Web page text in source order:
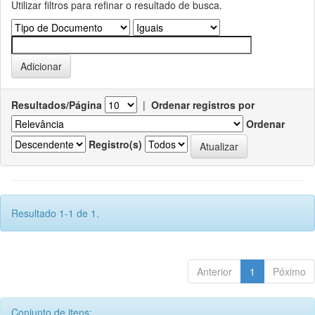
Utilizar filtros para refinar o resultado de busca.
Resultados/Página | Ordenar registros por
Ordenar
Registro(s)
Resultado 1-1 de 1.
Anterior 1 Póximo
Conjunto de itens: